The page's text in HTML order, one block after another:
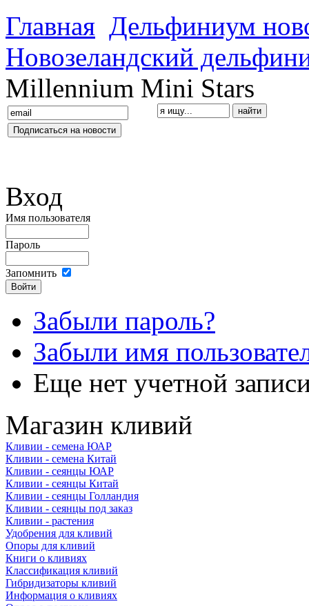
Главная Дельфиниум
Новозеландский
Millennium Mini Stars
Вход
Имя пользователя
Пароль
Запомнить
Забыли пароль?
Забыли имя
Еще нет учетной
Магазин кливий
Кливии - семена ЮАР
Кливии - семена Китай
Кливии - сеянцы ЮАР
Кливии - сеянцы Китай
Кливии - сеянцы Голландия
Кливии - сеянцы под заказ
Кливии - растения
Удобрения для кливий
Опоры для кливий
Книги о кливиях
Классификация кливий
Гибридизаторы кливий
Информация о кливиях